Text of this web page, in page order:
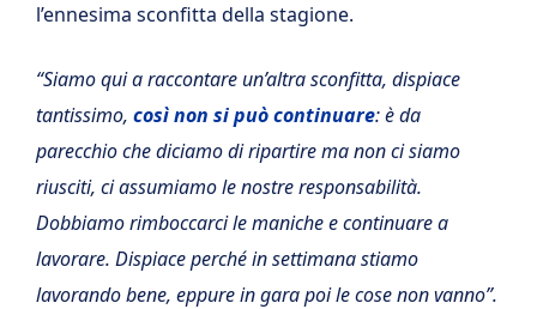
l’ennesima sconfitta della stagione.
“Siamo qui a raccontare un’altra sconfitta, dispiace
tantissimo, così non si può continuare: è da
parecchio che diciamo di ripartire ma non ci siamo
riusciti, ci assumiamo le nostre responsabilità.
Dobbiamo rimboccarci le maniche e continuare a
lavorare. Dispiace perché in settimana stiamo
lavorando bene, eppure in gara poi le cose non vanno”.